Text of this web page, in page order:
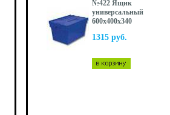
№422 Ящик
универсальный
600х400х340
1315 руб.